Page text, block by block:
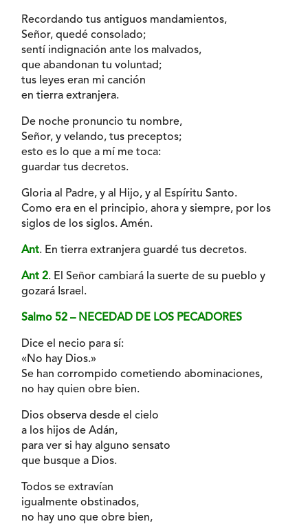
Recordando tus antiguos mandamientos,
Señor, quedé consolado;
sentí indignación ante los malvados,
que abandonan tu voluntad;
tus leyes eran mi canción
en tierra extranjera.
De noche pronuncio tu nombre,
Señor, y velando, tus preceptos;
esto es lo que a mí me toca:
guardar tus decretos.
Gloria al Padre, y al Hijo, y al Espíritu Santo.
Como era en el principio, ahora y siempre, por los
siglos de los siglos. Amén.
Ant. En tierra extranjera guardé tus decretos.
Ant 2. El Señor cambiará la suerte de su pueblo y
gozará Israel.
Salmo 52 – NECEDAD DE LOS PECADORES
Dice el necio para sí:
«No hay Dios.»
Se han corrompido cometiendo abominaciones,
no hay quien obre bien.
Dios observa desde el cielo
a los hijos de Adán,
para ver si hay alguno sensato
que busque a Dios.
Todos se extravían
igualmente obstinados,
no hay uno que obre bien,